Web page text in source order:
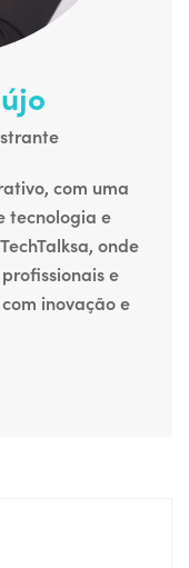
com uma
tecnologia e
onde
e
inovação e